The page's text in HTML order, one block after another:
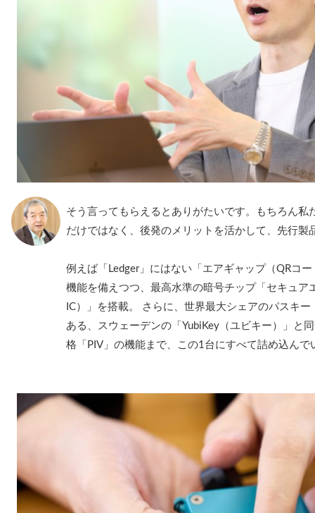
そう言ってもらえるとありがたいです。もちろん私
だけではなく、後発のメリットを活かして、先行製
例えば「Ledger」にはない「エアギャップ（QRコ
機能を備えつつ、最高水準の暗号チップ「セキュア
IC）」を搭載。 さらに、世界最大シェアのパスキ
ある、スウェーデンの「YubiKey（ユビキー）」と
格「PIV」の機能まで、この1台にすべて詰め込んで